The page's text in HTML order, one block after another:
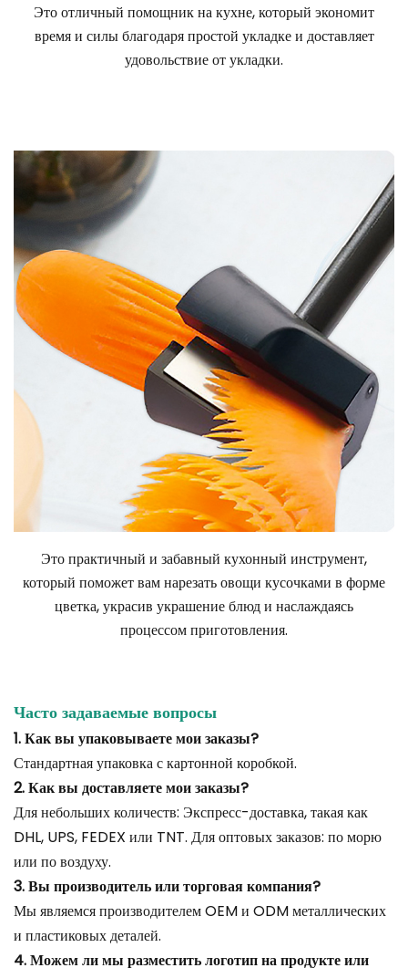
Это отличный помощник на кухне, который экономит
время и силы благодаря простой укладке и доставляет
удовольствие от укладки.
Это практичный и забавный кухонный инструмент,
который поможет вам нарезать овощи кусочками в форме
цветка, украсив украшение блюд и наслаждаясь
процессом приготовления.
Часто задаваемые вопросы
1. Как вы упаковываете мои заказы?
Стандартная упаковка с картонной коробкой.
2. Как вы доставляете мои заказы?
Для небольших количеств: Экспресс-доставка, такая как
DHL, UPS, FEDEX или TNT. Для оптовых заказов: по морю
или по воздуху.
3. Вы производитель или торговая компания?
Мы являемся производителем OEM и ODM металлических
и пластиковых деталей.
4. Можем ли мы разместить логотип на продукте или